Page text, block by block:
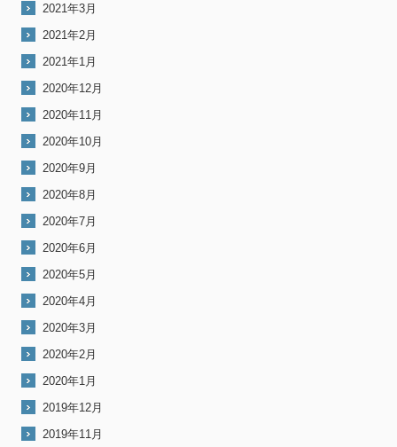
2021年3月
2021年2月
2021年1月
2020年12月
2020年11月
2020年10月
2020年9月
2020年8月
2020年7月
2020年6月
2020年5月
2020年4月
2020年3月
2020年2月
2020年1月
2019年12月
2019年11月